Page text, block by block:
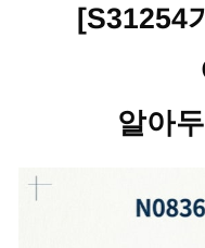
[S31254
알아